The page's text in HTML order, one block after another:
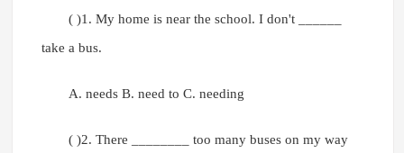
( )1. My home is near the school. I don't ______
take a bus.
A. needs B. need to C. needing
( )2. There ________ too many buses on my way